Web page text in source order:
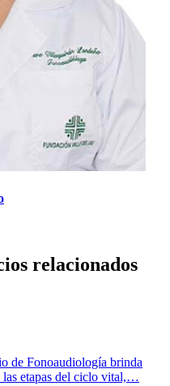
relacionados
de Fonoaudiología brinda
las etapas del ciclo vital,…